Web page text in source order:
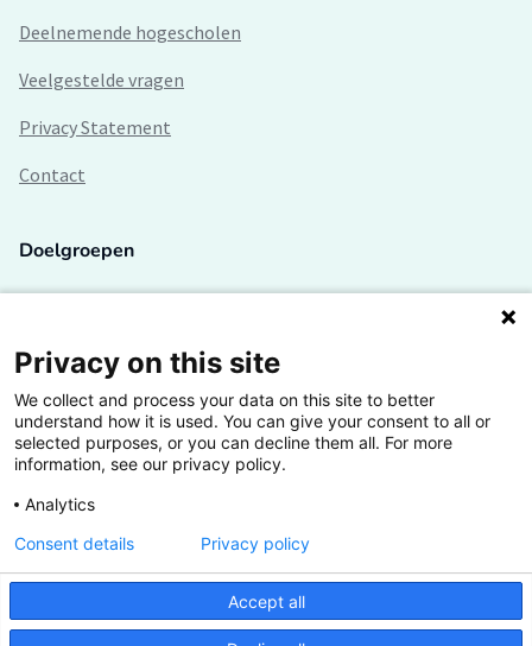
Deelnemende hogescholen
Veelgestelde vragen
Privacy Statement
Contact
Doelgroepen
Lectoren en onderzoekers
Bedrijven
Hogescholen
De grootste kennisbank van het HBO
Inspiratie op jouw vakgebied
Privacy on this site
We collect and process your data on this site to better
understand how it is used. You can give your consent to all or
selected purposes, or you can decline them all. For more
information, see our privacy policy.
Analytics
Accept all
Consent details Privacy policy